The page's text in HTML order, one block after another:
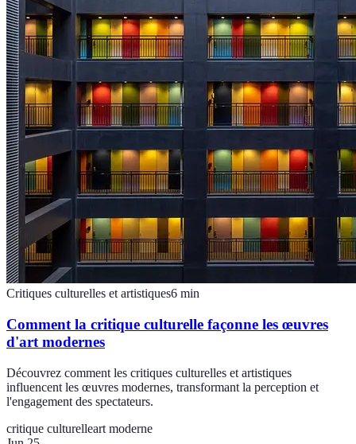
Critiques culturelles et artistiques6 min
Comment la critique culturelle façonne les œuvres
d'art modernes
Découvrez comment les critiques culturelles et artistiques
influencent les œuvres modernes, transformant la perception et
l'engagement des spectateurs.
critique culturelleart moderne